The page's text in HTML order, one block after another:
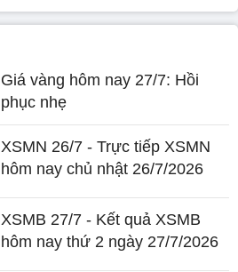
Giá vàng hôm nay 27/7: Hồi
phục nhẹ
XSMN 26/7 - Trực tiếp XSMN
hôm nay chủ nhật 26/7/2026
XSMB 27/7 - Kết quả XSMB
hôm nay thứ 2 ngày 27/7/2026